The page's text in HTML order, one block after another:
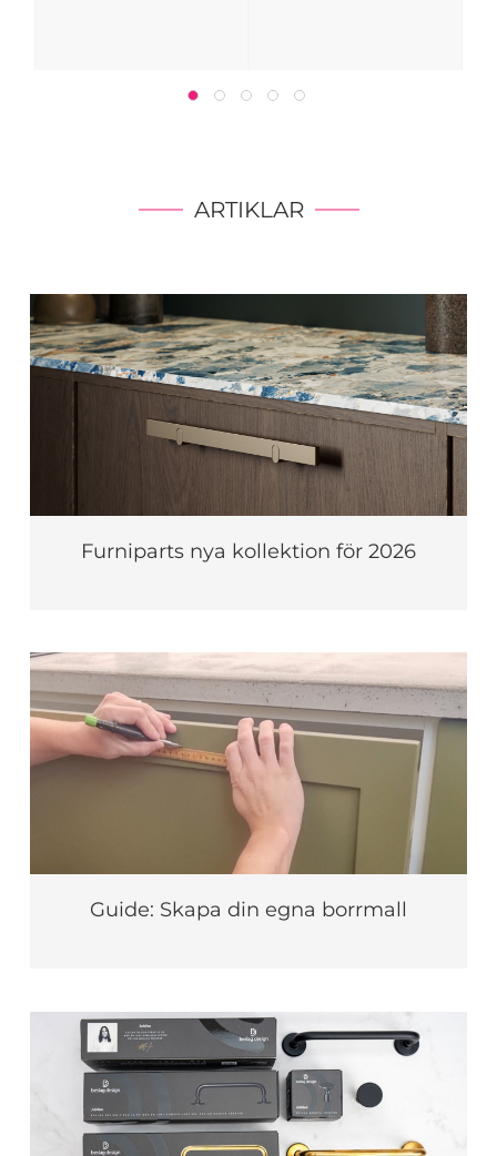
ARTIKLAR
Furniparts nya kollektion för 2026
Guide: Skapa din egna borrmall